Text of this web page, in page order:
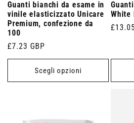
Guanti bianchi da esame in
vinile elasticizzato Unicare
Premium, confezione da
100
Prezzo
di
£7.23 GBP
Scegli opzioni
White